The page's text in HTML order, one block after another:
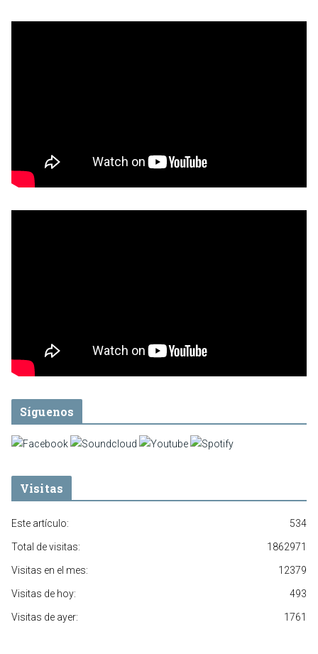
Síguenos
Visitas
534
Este artículo:
1862971
Total de visitas:
12379
Visitas en el mes:
493
Visitas de hoy:
1761
Visitas de ayer: